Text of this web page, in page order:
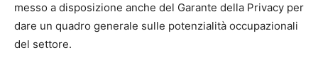
messo a disposizione anche del Garante della Privacy per
dare un quadro generale sulle potenzialità occupazionali
del settore.